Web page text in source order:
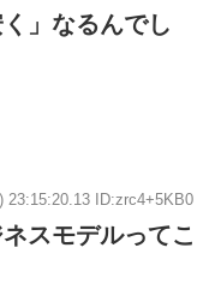
」なるんでし
23:15:20.13 ID:zrc4+5KB0
スモデルってこ